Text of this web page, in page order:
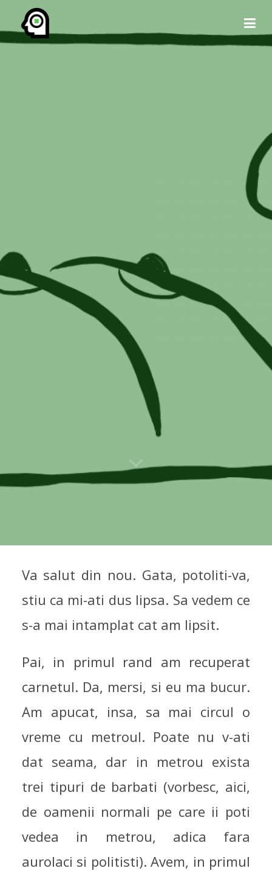
Va salut din nou. Gata, potoliti-va,
stiu ca mi-ati dus lipsa. Sa vedem ce
s-a mai intamplat cat am lipsit.
Pai, in primul rand am recuperat
carnetul. Da, mersi, si eu ma bucur.
Am apucat, insa, sa mai circul o
vreme cu metroul. Poate nu v-ati
dat seama, dar in metrou exista
trei tipuri de barbati (vorbesc, aici,
de oamenii normali pe care ii poti
vedea in metrou, adica fara
aurolaci si politisti). Avem, in primul